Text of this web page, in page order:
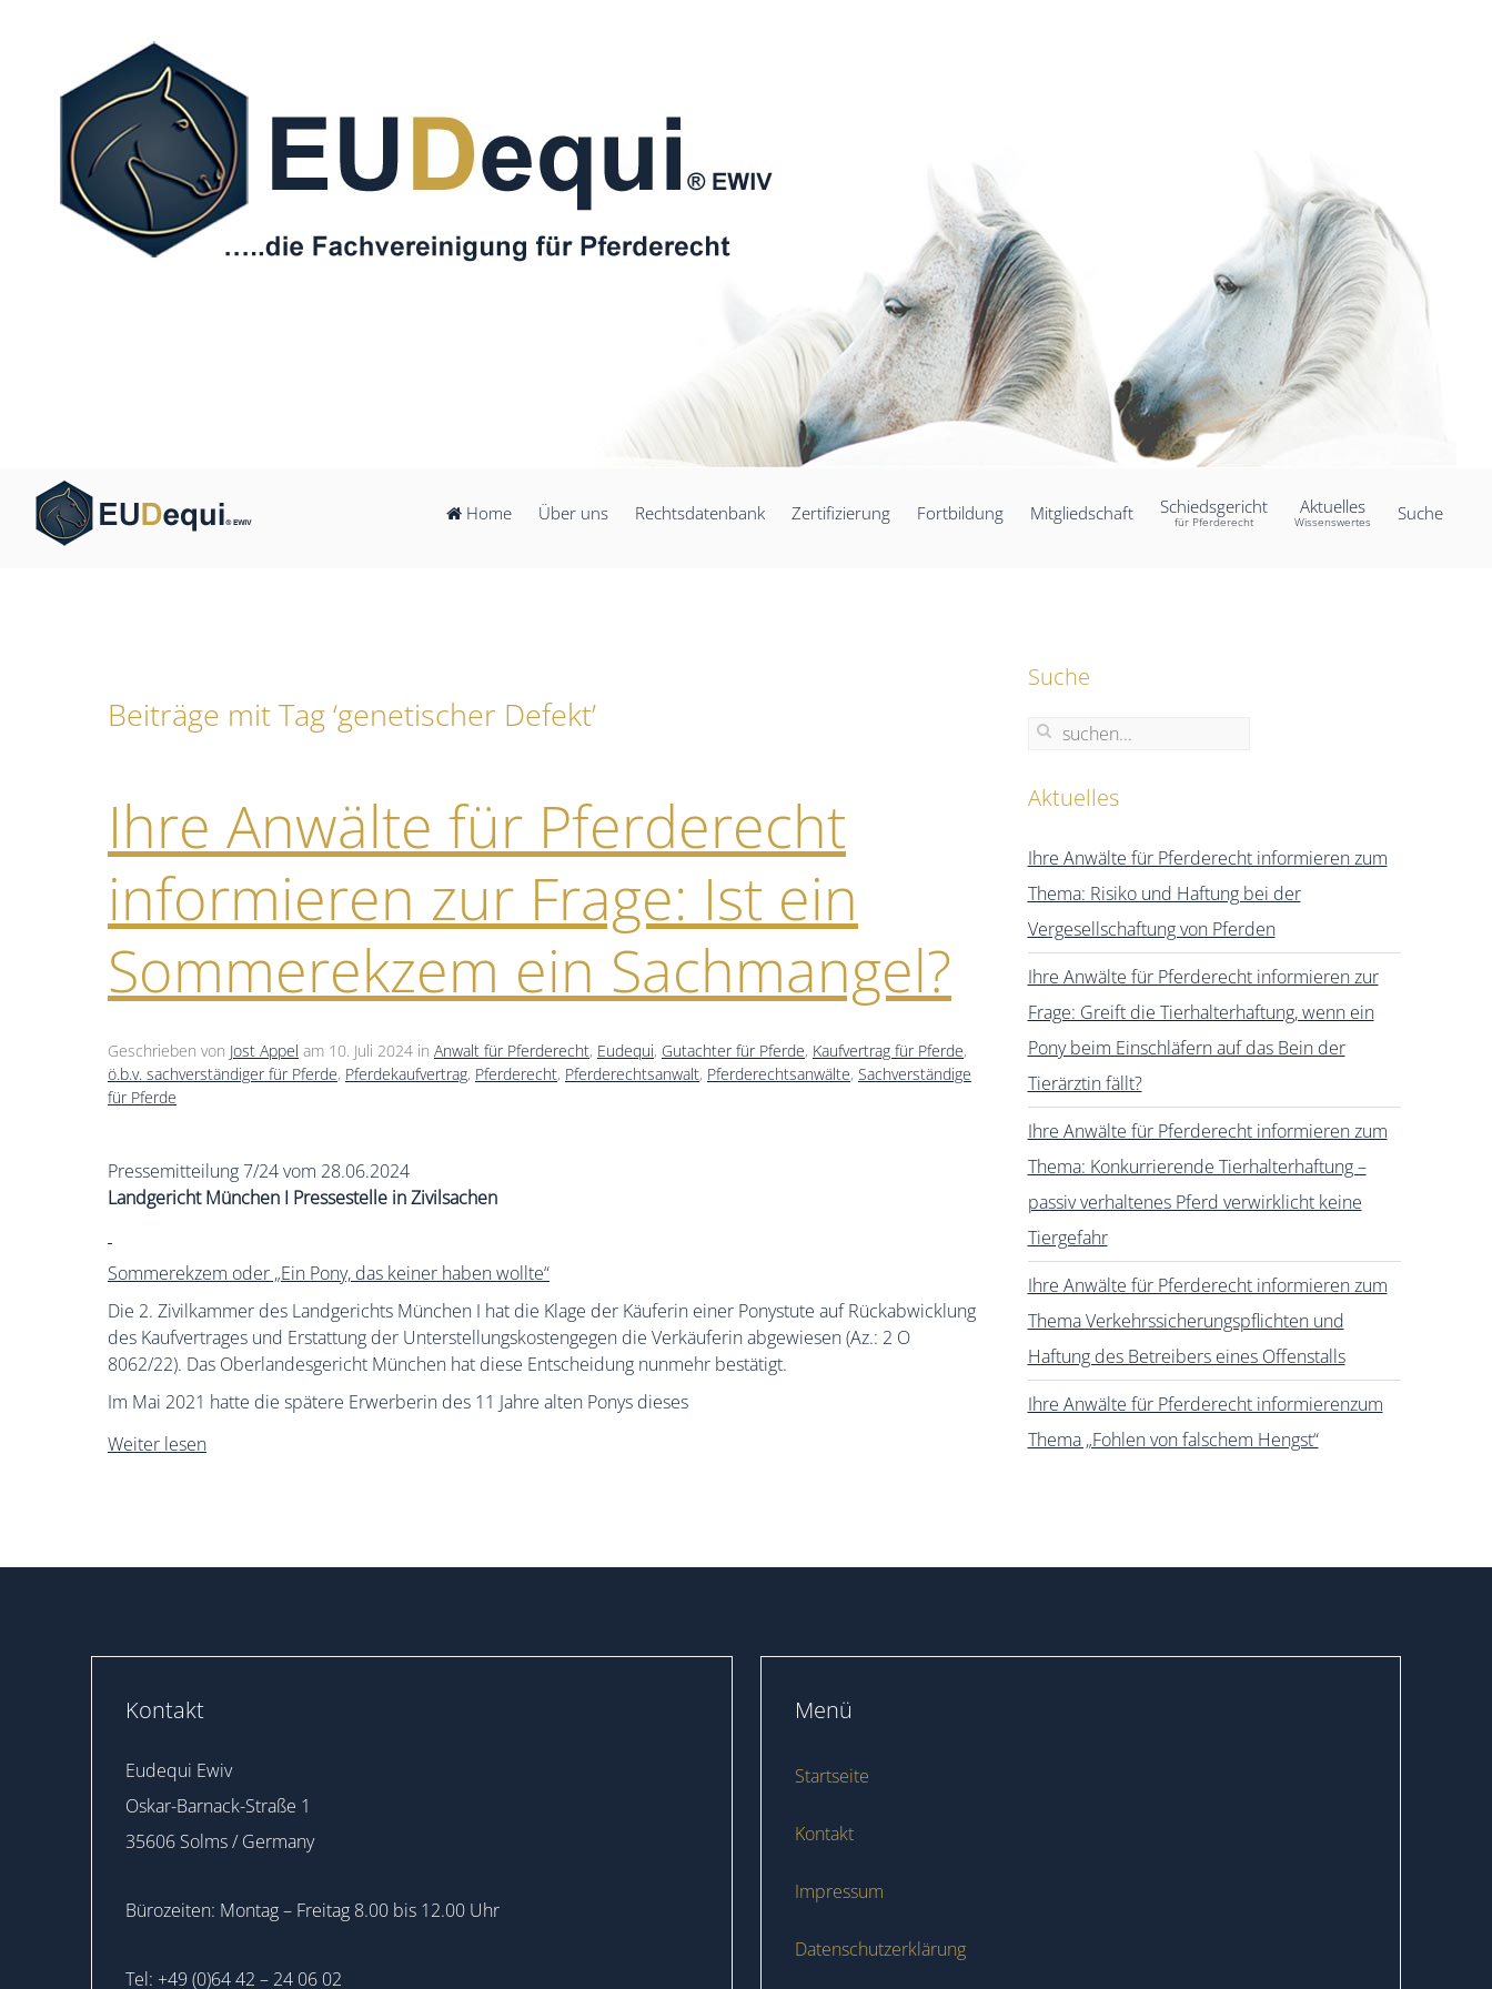
Home Über uns Rechtsdatenbank Zertifizierung Fortbildung Mitgliedschaft Schiedsgericht
für Pferderecht
Aktuelles
Wissenswertes Suche
Beiträge mit Tag ‘genetischer Defekt’
Ihre Anwälte für Pferderecht
informieren zur Frage: Ist ein
Sommerekzem ein Sachmangel?
Geschrieben von Jost Appel am 10. Juli 2024 in Anwalt für Pferderecht, Eudequi, Gutachter für Pferde, Kaufvertrag für Pferde,
ö.b.v. sachverständiger für Pferde, Pferdekaufvertrag, Pferderecht, Pferderechtsanwalt, Pferderechtsanwälte, Sachverständige
für Pferde
Pressemitteilung 7/24 vom 28.06.2024
Landgericht München I Pressestelle in Zivilsachen
Sommerekzem oder „Ein Pony, das keiner haben wollte“
Die 2. Zivilkammer des Landgerichts München I hat die Klage der Käuferin einer Ponystute auf Rückabwicklung
des Kaufvertrages und Erstattung der Unterstellungskostengegen die Verkäuferin abgewiesen (Az.: 2 O
8062/22). Das Oberlandesgericht München hat diese Entscheidung nunmehr bestätigt.
Im Mai 2021 hatte die spätere Erwerberin des 11 Jahre alten Ponys dieses
Weiter lesen
Suche
Aktuelles
Ihre Anwälte für Pferderecht informieren zum
Thema: Risiko und Haftung bei der
Vergesellschaftung von Pferden
Ihre Anwälte für Pferderecht informieren zur
Frage: Greift die Tierhalterhaftung, wenn ein
Pony beim Einschläfern auf das Bein der
Tierärztin fällt?
Ihre Anwälte für Pferderecht informieren zum
Thema: Konkurrierende Tierhalterhaftung –
passiv verhaltenes Pferd verwirklicht keine
Tiergefahr
Ihre Anwälte für Pferderecht informieren zum
Thema Verkehrssicherungspflichten und
Haftung des Betreibers eines Offenstalls
Ihre Anwälte für Pferderecht informierenzum
Thema „Fohlen von falschem Hengst“
Kontakt
Eudequi Ewiv
Oskar-Barnack-Straße 1
35606 Solms / Germany
Bürozeiten: Montag – Freitag 8.00 bis 12.00 Uhr
Tel: +49 (0)64 42 – 24 06 02
Menü
Startseite
Kontakt
Impressum
Datenschutzerklärung